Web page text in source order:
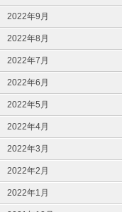
2022年9月
2022年8月
2022年7月
2022年6月
2022年5月
2022年4月
2022年3月
2022年2月
2022年1月